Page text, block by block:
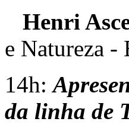
Henri
e Natureza
14h:
da linha de